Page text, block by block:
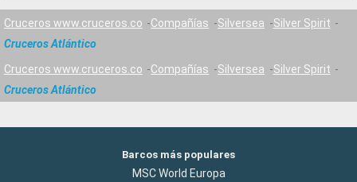
Cruceros www.cruceros.co Compañías Silversea
Silver Spirit
Cruceros Atlántico
Cruceros www.cruceros.co Compañías Silversea
Silver Spirit
Cruceros Atlántico
Barcos más populares
MSC World Europa